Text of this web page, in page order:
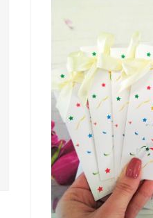
SHOWROOM
РАСПОЛОЖЕННЫЙ В
ЦЕНТРЕ СТОЛИЦЫ
Понедельник - Пятница:
9:00 - 18:00
Суббота: 9:00-17:00
Телефон: 0 (22) 922- 888
Подробно